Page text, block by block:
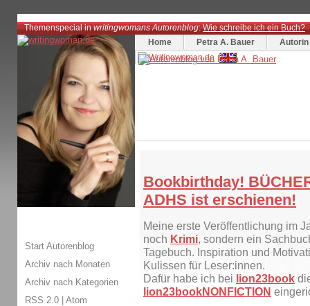
Themenspecial inwritingwomans Autorenblog:Wie schreibe ich ein Buch?
Home
Petra A. Bauer Autorin
Bookbirthday!
ADHS ist erschienen!
Meine erste Veröffentlichung im
noch Krimi, sondern ein
Tagebuch. Inspiration und
Kulissen für Leser:innen.
Dafür habe ich bei lion23book
lion23bookNONFICTION
Start Autorenblog
Archiv nach Monaten
Archiv nach Kategorien
RSS 2.0 | Atom